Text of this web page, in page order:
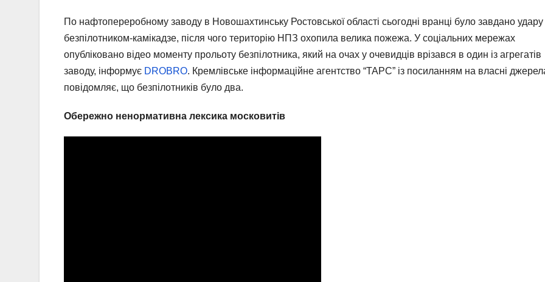
По нафтопереробному заводу в Новошахтинську Ростовської області сьогодні вранці було завдано удару
безпілотником-камікадзе, після чого територію НПЗ охопила велика пожежа. У соціальних мережах
опубліковано відео моменту прольоту безпілотника, який на очах у очевидців врізався в один із агрегатів
заводу, інформує DROBRO. Кремлівське інформаційне агентство “ТАРС” із посиланням на власні
повідомляє, що безпілотників було два.
Обережно ненормативна лексика московитів